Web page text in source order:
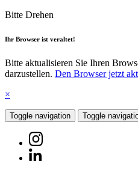
Bitte Drehen
Ihr Browser ist veraltet!
Bitte aktualisieren Sie Ihren
darzustellen. Den Browser jetzt
×
Toggle navigation Toggle